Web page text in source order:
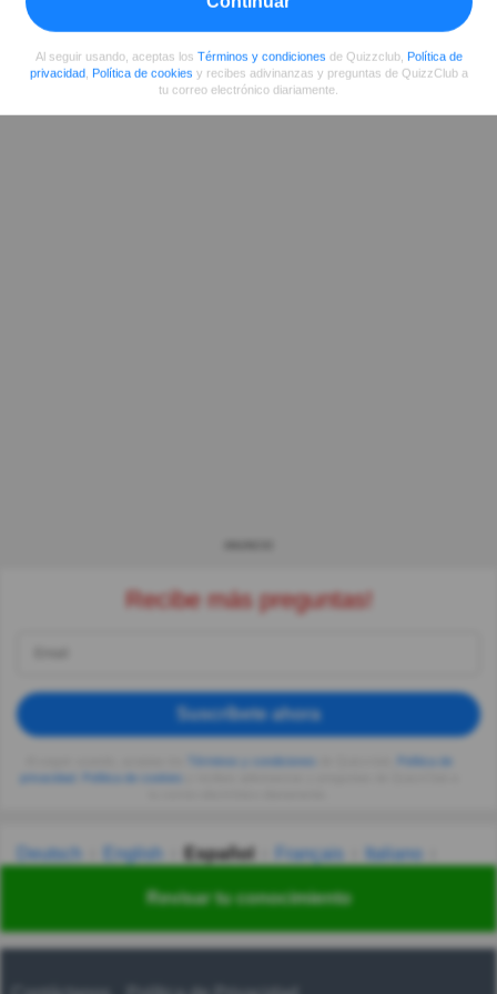
Revisar tu conocimiento
Recibe más preguntas!
Suscríbete ahora
privacidad
Deutsch English Español Français
Italiano
Українська हिन्दी 한국어 汉语
Al seguir usando, aceptas los Términos y condiciones de Quizzclub, Política de
privacidad, Política de cookies y recibes adivinanzas y preguntas de QuizzClub a
tu correo electrónico diariamente.